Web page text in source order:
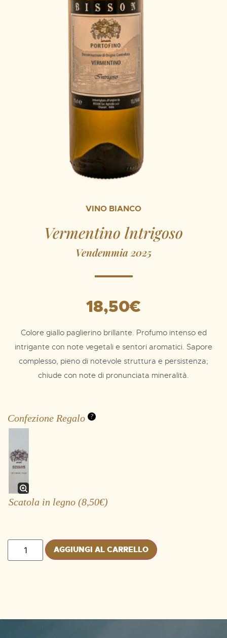
VINO BIANCO
Vermentino lntrigoso
Vendemmia 2025
18,50€
Colore giallo paglierino brillante. Profumo intenso ed
intrigante con note vegetali e sentori aromatici. Sapore
complesso, pieno di notevole struttura e persistenza;
chiude con note di pronunciata mineralità.
Confezione Regalo ?
Scatola in legno (8,50€)
AGGIUNGI AL CARRELLO